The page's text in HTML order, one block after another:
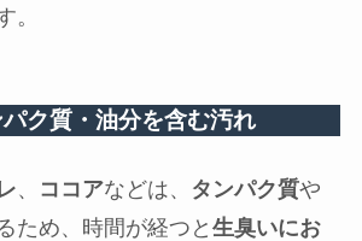
。
ク質・油分を含む汚れ
、 ココアなどは、 タンパク質や
ため、時間が経つと 生臭いにお